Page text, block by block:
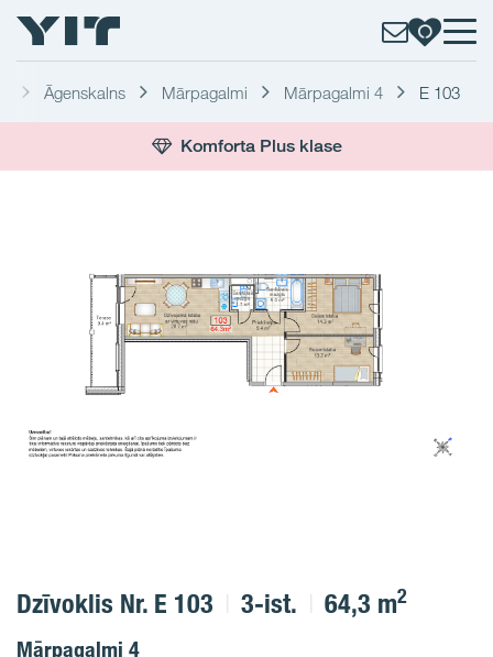
Āgenskalns Mārpagalmi Mārpagalmi 4 E 103
Komforta Plus klase
Dzīvoklis Nr. E 103 3-ist. 64,3 m2
Mārpagalmi 4